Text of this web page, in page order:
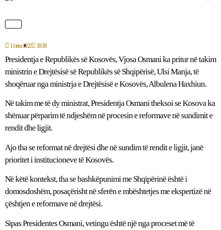
11 tetor 2022 18:38
Presidentja e Republikës së Kosovës, Vjosa Osmani ka pritur në takim
ministrin e Drejtësisë së Republikës së Shqipërisë, Ulsi Manja, të
shoqëruar nga ministrja e Drejtësisë e Kosovës, Albulena Haxhiun.
Në takim me të dy ministrat, Presidentja Osmani theksoi se Kosova ka
shënuar përparim të ndjeshëm në procesin e reformave në sundimit e
rendit dhe ligjit.
Ajo tha se reformat në drejtësi dhe në sundim të rendit e ligjit, janë
prioritet i institucioneve të Kosovës.
Në këtë kontekst, tha se bashkëpunimi me Shqipërinë është i
domosdoshëm, posaçërisht në sferën e mbështetjes me ekspertizë në
çështjen e reformave në drejtësi.
Sipas Presidentes Osmani, vetingu është një nga proceset më të